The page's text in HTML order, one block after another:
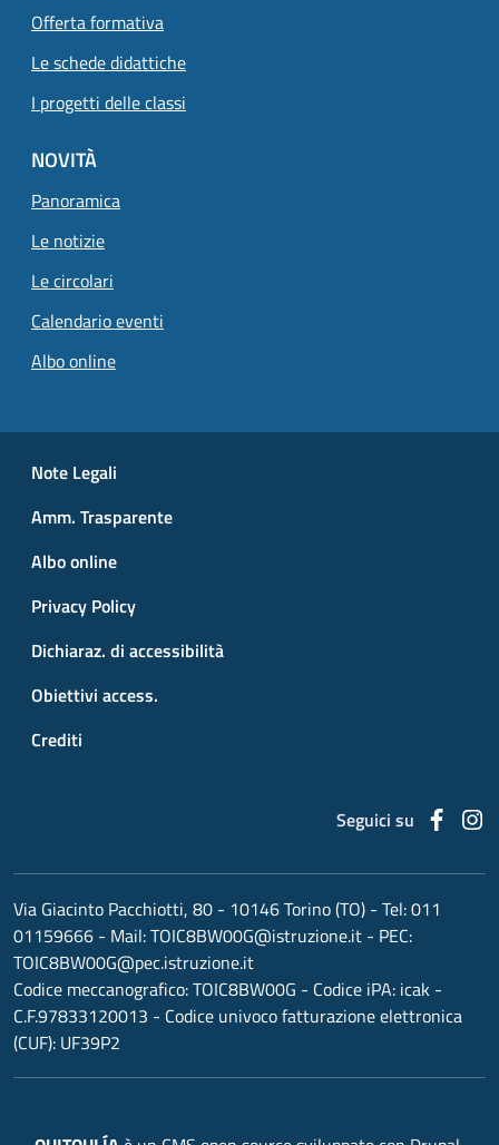
Offerta formativa
Le schede didattiche
I progetti delle classi
NOVITÀ
Panoramica
Le notizie
Le circolari
Calendario eventi
Albo online
Small prints
Note Legali
Amm. Trasparente
Albo online
Privacy Policy
Dichiaraz. di accessibilità
Obiettivi access.
Crediti
Seguici su
Via Giacinto Pacchiotti, 80 - 10146 Torino (TO) - Tel:011
01159666 - Mail:TOIC8BW00G@istruzione.it - PEC:
TOIC8BW00G@pec.istruzione.it
Codice meccanografico:TOIC8BW00G - Codice iPA: icak -
C.F.97833120013 - Codice univoco fatturazione elettronica
(CUF): UF39P2